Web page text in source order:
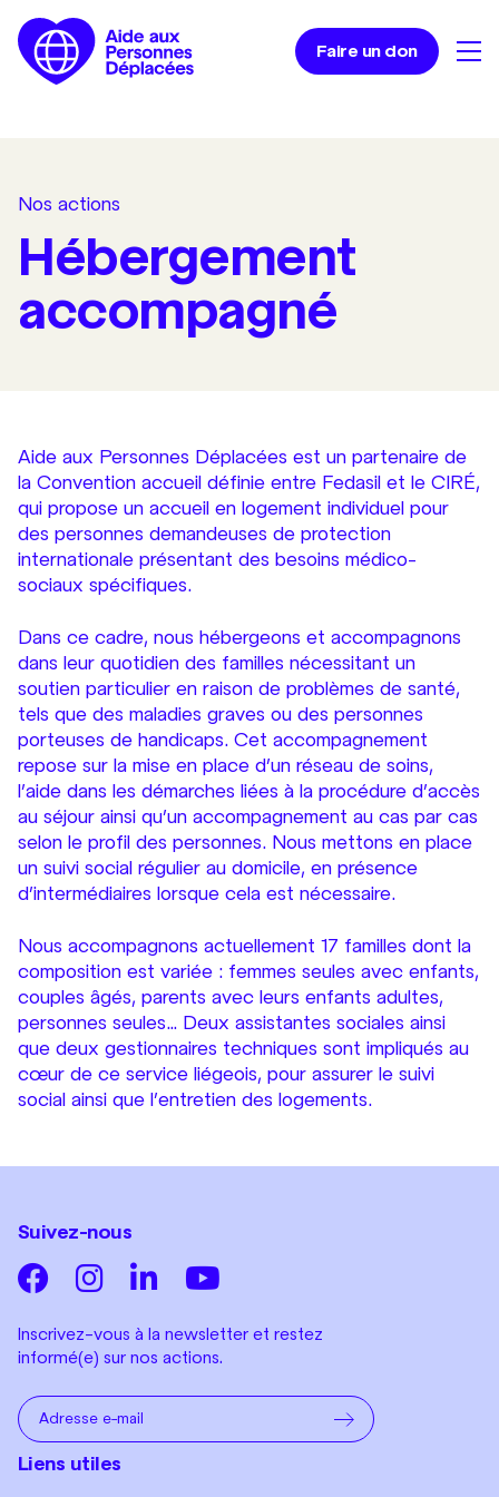
Faire un don
Nos actions
Hébergement
accompagné
Aide aux Personnes Déplacées est un partenaire de
la Convention accueil définie entre Fedasil et le CIRÉ,
qui propose un accueil en logement individuel pour
des personnes demandeuses de protection
internationale présentant des besoins médico-
sociaux spécifiques.
Dans ce cadre, nous hébergeons et accompagnons
dans leur quotidien des familles nécessitant un
soutien particulier en raison de problèmes de santé,
tels que des maladies graves ou des personnes
porteuses de handicaps. Cet accompagnement
repose sur la mise en place d’un réseau de soins,
l’aide dans les démarches liées à la procédure d’accès
au séjour ainsi qu’un accompagnement au cas par cas
selon le profil des personnes. Nous mettons en place
un suivi social régulier au domicile, en présence
d’intermédiaires lorsque cela est nécessaire.
Nous accompagnons actuellement 17 familles dont la
composition est variée : femmes seules avec enfants,
couples âgés, parents avec leurs enfants adultes,
personnes seules… Deux assistantes sociales ainsi
que deux gestionnaires techniques sont impliqués au
cœur de ce service liégeois, pour assurer le suivi
social ainsi que l’entretien des logements.
Suivez-nous
Inscrivez-vous à la newsletter et restez
informé(e) sur nos actions.
Liens utiles